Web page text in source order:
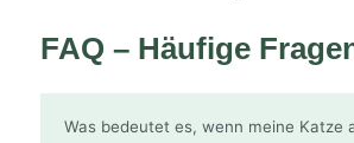
FAQ – Häufige
Was bedeutet es, wenn meine Katze